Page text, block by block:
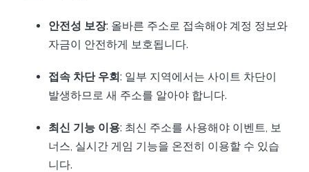
안전성 보장: 올바른 주소로 접속해야 계정 정보와
자금이 안전하게 보호됩니다.
접속 차단 우회: 일부 지역에서는 사이트 차단이
발생하므로 새 주소를 알아야 합니다.
최신 기능 이용: 최신 주소를 사용해야 이벤트, 보
너스, 실시간 게임 기능을 온전히 이용할 수 있습
니다.